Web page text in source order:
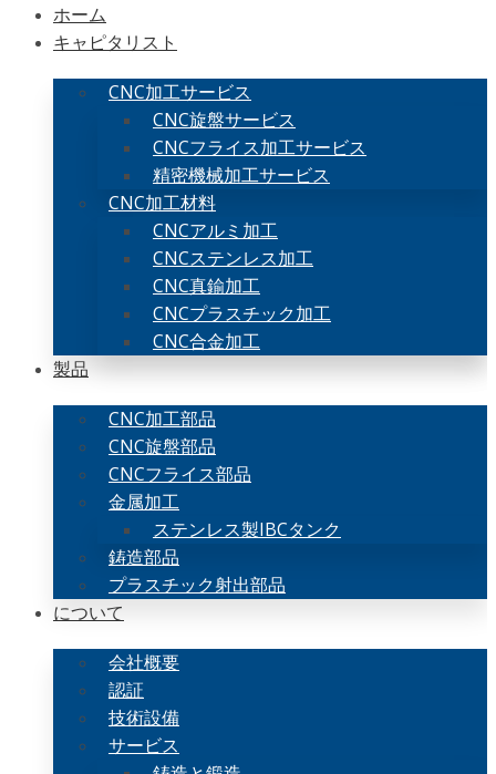
ホーム
キャピタリスト
CNC加工サービス
CNC旋盤サービス
CNCフライス加工サービス
精密機械加工サービス
CNC加工材料
CNCアルミ加工
CNCステンレス加工
CNC真鍮加工
CNCプラスチック加工
CNC合金加工
製品
CNC加工部品
CNC旋盤部品
CNCフライス部品
金属加工
ステンレス製IBCタンク
鋳造部品
プラスチック射出部品
について
会社概要
認証
技術設備
サービス